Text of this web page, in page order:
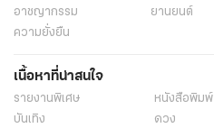
อาชญากรรม
ยานยนต์
ความยั่งยืน
เนื้อหาที่น่าสนใจ
รายงานพิเศษ หนังสือพิมพ์
บันเทิง
ดวง